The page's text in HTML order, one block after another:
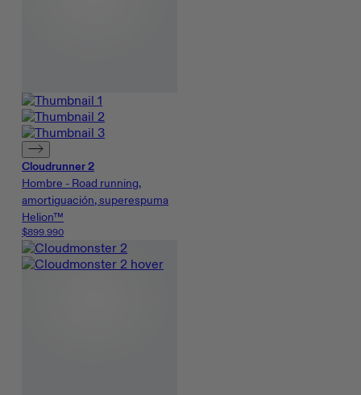
Cloudrunner 2
Hombre - Road running,
amortiguación, superespuma
Helion™
$899.990